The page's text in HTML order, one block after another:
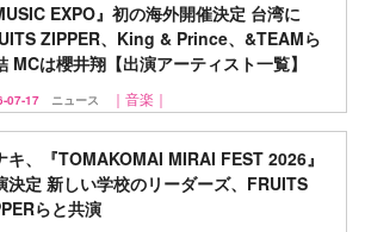
EXPO』初の海外開催決定 台湾に
ZIPPER、King & Prince、&TEAMら
MCは櫻井翔【出演アーティスト一覧】
07-17 ニュース ｜音楽｜
キ、『TOMAKOMAI MIRAI FEST 2026』
決定 新しい学校のリーダーズ、FRUITS
らと共演